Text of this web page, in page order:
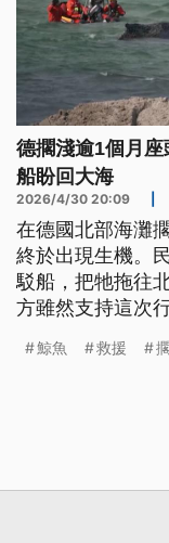
德擱淺逾1個月
船盼回大海
2026/4/30 20:09
在德國北部海灘
終於出現生機。
駁船，把牠拖往
方雖然支持這次
鯨魚 救援